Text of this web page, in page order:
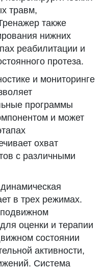
травм,
также
нижних
реабилитации и
протеза.
и мониторинге
программы
и может
охват
с различными
в трех режимах.
оценки и терапии
состоянии
активности,
Система